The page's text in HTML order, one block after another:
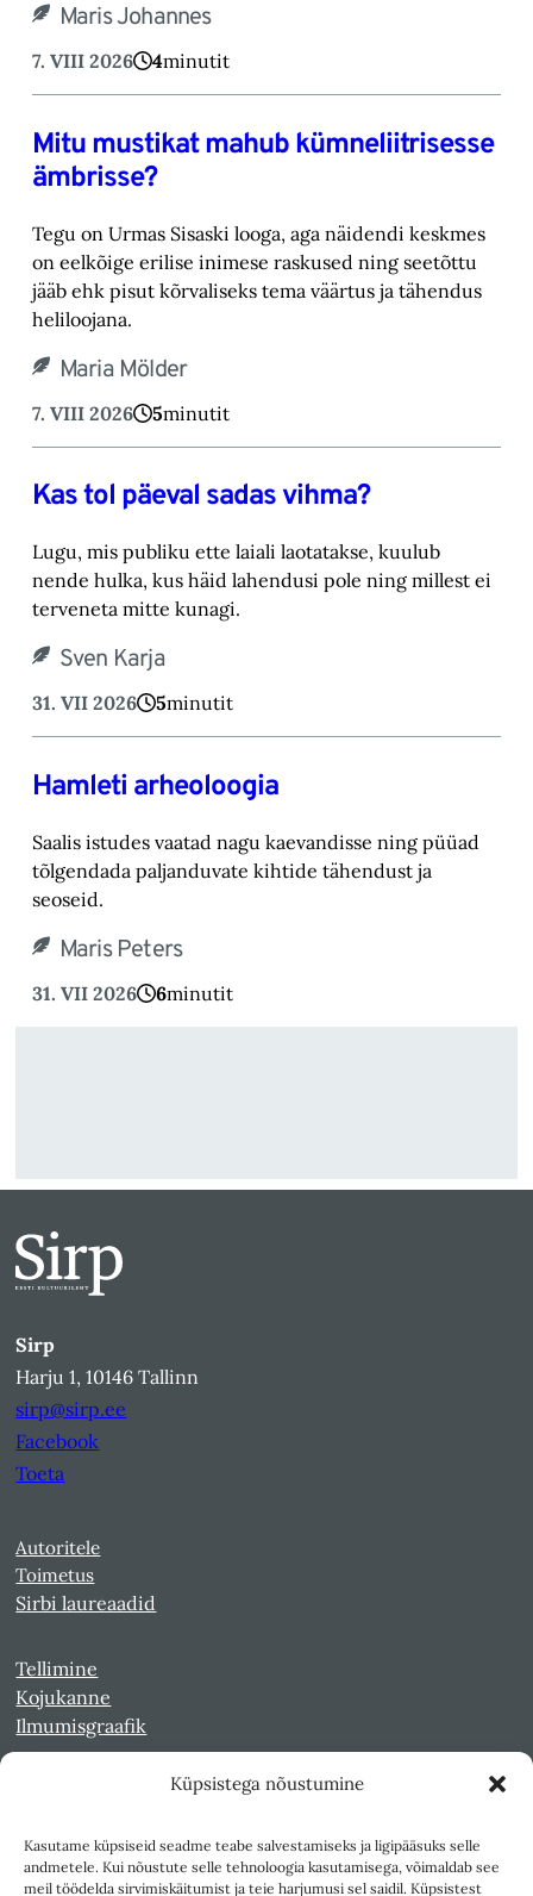
Küpsistega nõustumine
Kasutame küpsiseid seadme teabe salvestamiseks ja ligipääsuks selle
andmetele. Kui nõustute selle tehnoloogia kasutamisega, võimaldab see
meil töödelda sirvimiskäitumist ja teie harjumusi sel saidil. Küpsistest
Maris Johannes
7. VIII 2026 4minutit
Mitu mustikat mahub kümneliitrisesse
ämbrisse?
Tegu on Urmas Sisaski looga, aga näidendi keskmes
on eelkõige erilise inimese raskused ning ‎seetõttu
jääb ehk pisut kõrvaliseks tema väärtus ja tähendus
heliloojana.‎
Maria Mölder
7. VIII 2026 5minutit
Kas tol päeval sadas vihma?
Lugu, mis publiku ette laiali laotatakse, kuulub
nende hulka, kus häid lahendusi pole ning millest ei
terveneta mitte kunagi.
Sven Karja
31. VII 2026 5minutit
Hamleti arheoloogia
Saalis istudes vaatad nagu kaevandisse ning püüad
tõlgendada paljanduvate kihtide tähendust ja
seoseid.
Maris Peters
31. VII 2026 6minutit
Sirp
Harju 1, 10146 Tallinn
sirp@sirp.ee
Facebook
Toeta
Autoritele
Toimetus
Sirbi laureaadid
Tellimine
Kojukanne
Ilmumisgraafik
Kultuurileht 1994-1997
Reede 1989-1990